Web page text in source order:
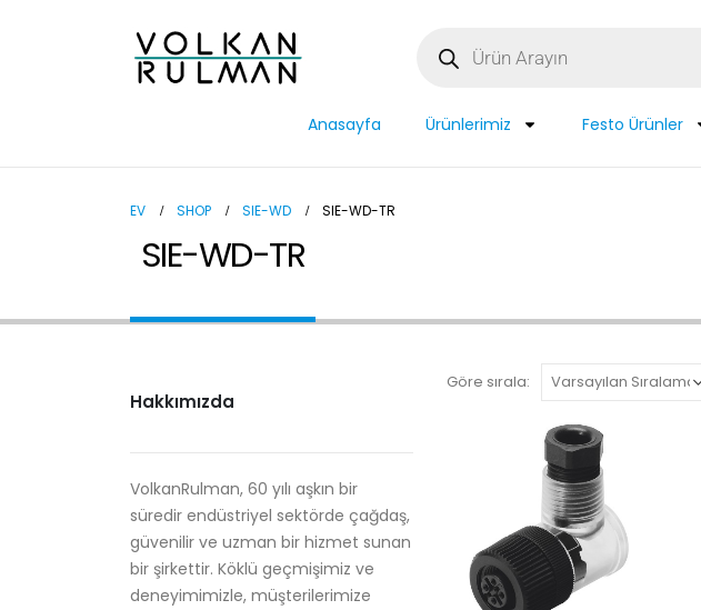
Anasayfa Ürünlerimiz Festo Ürünler
EV SHOP SIE-WD SIE-WD-TR
SIE-WD-TR
Göre sırala:
Hakkımızda
VolkanRulman, 60 yılı aşkın bir
süredir endüstriyel sektörde çağdaş,
güvenilir ve uzman bir hizmet sunan
bir şirkettir. Köklü geçmişimiz ve
deneyimimizle, müşterilerimize